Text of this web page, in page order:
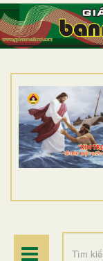
TRANG
GIỚI THIỆU
DÒNG TU
BAN MỤC VỤ
ĐOÀN THỂ CG
ĐIỂM HÀNH